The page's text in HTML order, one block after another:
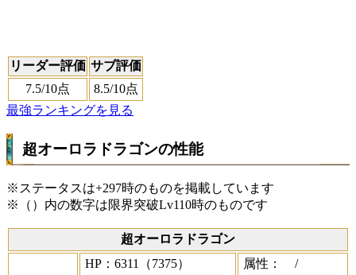
リーダー評価 サブ評価
7.5/10点 8.5/10点
最強ランキングを見る
超オーロラドラゴンの性能
※ステータスは+297時のものを掲載しています
※（）内の数字は限界突破Lv110時のものです
超オーロラドラゴン
HP：6311（7375）
属性：
/